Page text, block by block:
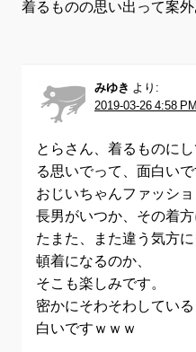
着るものの思い出って案外
みゆき より:
2019-03-26 4:58 PM
とらさん、着るものに
る思いでって、面白い
おじいちゃんファッシ
長男がいつか、その着
たまた、また違う気方
頓着になるのか、
そこも楽しみです。
密かにそわそわしてい
白いですｗｗｗ